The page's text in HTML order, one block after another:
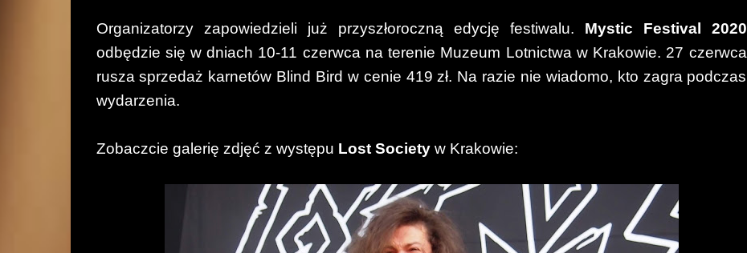
Organizatorzy zapowiedzieli już przyszłoroczną edycję festiwalu. Mystic Festival 2020
odbędzie się w dniach 10-11 czerwca na terenie Muzeum Lotnictwa w Krakowie. 27 czerwca
rusza sprzedaż karnetów Blind Bird w cenie 419 zł. Na razie nie wiadomo, kto zagra podczas
wydarzenia.
Zobaczcie galerię zdjęć z występu Lost Societyw Krakowie: